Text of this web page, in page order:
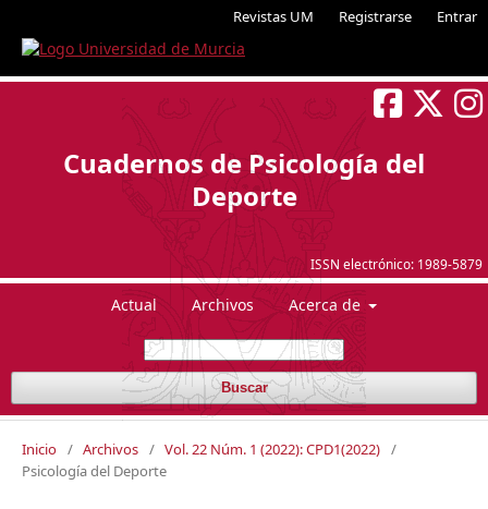
Revistas UM Registrarse Entrar
ISSN electrónico: 1989-5879
Cuadernos de Psicología del
Deporte
Actual Archivos Acerca de
Buscar
Inicio / Archivos / Vol. 22 Núm. 1 (2022): CPD1(2022) /
Psicología del Deporte